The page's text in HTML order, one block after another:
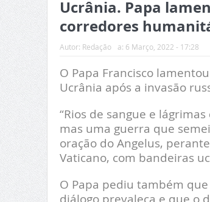
Ucrânia. Papa
corredores
Autor: Redação a: 6 Março, 2022 - 17:28
O Papa Francisco
Ucrânia após a invasão
“Rios de sangue e
mas uma guerra que
oração do Angelus,
Vaticano, com bandeiras
O Papa pediu também
diálogo prevaleça e que o